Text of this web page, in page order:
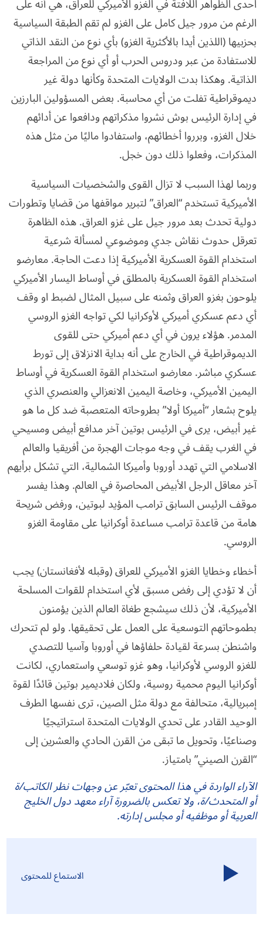
الرغم من مرور جيل كامل على الغزو لم تقم الطبقة السياسية
بحزبيها (اللذين أيدا بالأكثرية الغزو) بأي نوع من النقد الذاتي
للاستفادة من عبر ودروس الحرب أو أي نوع من المراجعة
الذاتية. وهكذا بدت الولايات المتحدة وكأنها دولة غير
ديموقراطية تفلت من أي محاسبة. بعض المسؤولين البارزين
في إدارة الرئيس بوش نشروا مذكراتهم ودافعوا عن أدائهم
خلال الغزو، وبرروا أخطائهم، واستفادوا ماليًا من مثل هذه
المذكرات، وفعلوا ذلك دون خجل.
وربما لهذا السبب لا تزال القوى والشخصيات السياسية
الأميركية تستخدم “العراق” لتبرير مواقفها من قضايا وتطورات
دولية تحدث بعد مرور جيل على غزو العراق. هذه الظاهرة
تعرقل حدوث نقاش جدي وموضوعي لمسألة شرعية
استخدام القوة العسكرية الأميركية إذا دعت الحاجة. معارضو
استخدام القوة العسكرية بالمطلق في أوساط اليسار الأميركي
يلوحون بغزو العراق وثمنه على سبيل المثال لضبط او وقف
أي دعم عسكري أميركي لأوكرانيا لكي تواجه الغزو الروسي
المدمر. هؤلاء يرون في أي دعم أميركي حتى للقوى
الديموقراطية في الخارج على أنه بداية الانزلاق إلى تورط
عسكري مباشر. معارضو استخدام القوة العسكرية في أوساط
اليمين الأميركي، وخاصة اليمين الانعزالي والعنصري الذي
يلوح بشعار “أميركا أولا” بطروحاته المتعصبة ضد كل ما هو
غير أبيض، يرى في الرئيس بوتين آخر مدافع أبيض ومسيحي
في الغرب يقف في وجه موجات الهجرة من أفريقيا والعالم
الاسلامي التي تهدد أوروبا وأميركا الشمالية، التي تشكل برأيهم
آخر معاقل الرجل الأبيض المحاصرة في العالم. وهذا يفسر
موقف الرئيس السابق ترامب المؤيد لبوتين، ورفض شريحة
هامة من قاعدة ترامب مساعدة أوكرانيا على مقاومة الغزو
الروسي.
أخطاء وخطايا الغزو الأميركي للعراق (وقبله لأفغانستان) يجب
أن لا تؤدي إلى رفض مسبق لأي استخدام للقوات المسلحة
الأميركية، لأن ذلك سيشجع طغاة العالم الذين يؤمنون
بطموحاتهم التوسعية على العمل على تحقيقها. ولو لم تتحرك
واشنطن بسرعة لقيادة حلفاؤها في أوروبا وآسيا للتصدي
للغزو الروسي لأوكرانيا، وهو غزو توسعي واستعماري، لكانت
أوكرانيا اليوم محمية روسية، ولكان فلاديمير بوتين قائدًا لقوة
إمبريالية، متحالفة مع دولة مثل الصين، ترى نفسها الطرف
الوحيد القادر على تحدي الولايات المتحدة استراتيجيًا
وصناعيًا، وتحويل ما تبقى من القرن الحادي والعشرين إلى
“القرن الصيني” بامتياز.
الآراء الواردة في هذا المحتوى تعبّر عن وجهات نظر الكاتب/ة
أو المتحدث/ة، ولا تعكس بالضرورة آراء معهد دول الخليج
العربية أو موظفيه أو مجلس إدارته.
الاستماع للمحتوى